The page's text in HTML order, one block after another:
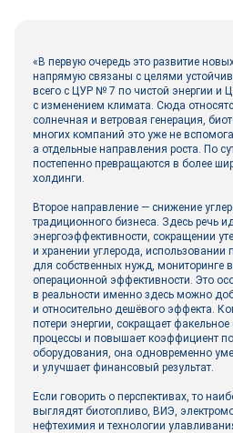
«В первую очередь это развитие
напрямую связаны с целями
всего с ЦУР № 7 по чистой энергии и
с изменением климата. Сюда
солнечная и ветровая генерация,
многих компаний это уже не
а отдельные направления роста. По
постепенно превращаются в более
холдинги.
Второе направление — снижение
традиционного бизнеса. Здесь речь
энергоэффективности, сокращении
и хранении углерода, использовании
для собственных нужд, мониторинге
операционной эффективности. Это
в реальности именно здесь можно
и относительно дешёвого эффекта.
потери энергии, сокращает
процессы и повышает коэффициент
оборудования, она одновременно
и улучшает финансовый результат.
Если говорить о перспективах, то
выглядят биотопливо, ВИЭ,
нефтехимия и технологии